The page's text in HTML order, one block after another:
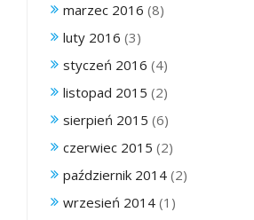
marzec 2016 (8)
luty 2016 (3)
styczeń 2016 (4)
listopad 2015 (2)
sierpień 2015 (6)
czerwiec 2015 (2)
październik 2014 (2)
wrzesień 2014 (1)